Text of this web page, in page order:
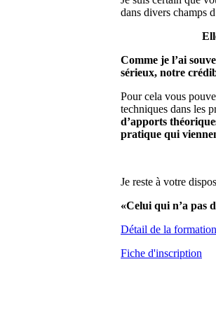
dans divers champs
Comme je l’ai
sérieux, notre
Pour cela vous
techniques dans les
d’apports
pratique qui
Je reste à votre
«Celui qui n’a pas
Détail de la formation
Fiche d'inscription